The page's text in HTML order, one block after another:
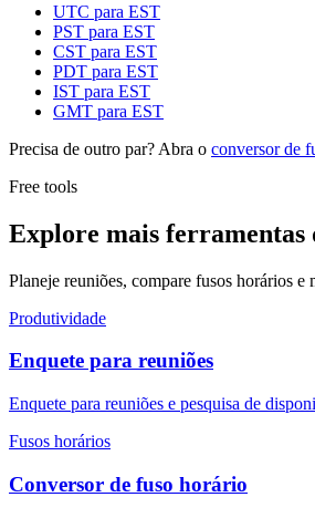
UTC para EST
PST para EST
CST para EST
PDT para EST
IST para EST
GMT para EST
Precisa de outro par? Abra o conversor de
Free tools
Explore mais ferramentas
Planeje reuniões, compare fusos horários e
Produtividade
Enquete para reuniões
Enquete para reuniões e pesquisa de
Fusos horários
Conversor de fuso horário